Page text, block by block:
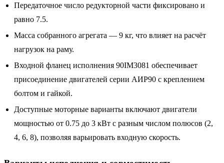
Передаточное число редукторной части фиксировано и
равно 7.5.
Масса собранного агрегата — 9 кг, что влияет на расчёт
нагрузок на раму.
Входной фланец исполнения 90IM3081 обеспечивает
присоединение двигателей серии АИР90 с креплением
болтом и гайкой.
Доступные моторные варианты включают двигатели
мощностью от 0.75 до 3 кВт с разным числом полюсов (2,
4, 6, 8), позволяя варьировать входную скорость.